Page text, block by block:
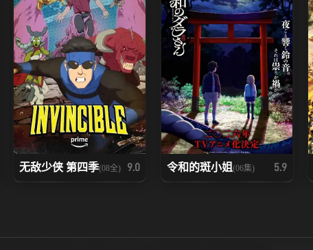
无敌少侠 第四季(08全) 9.0 令和的斑小姐(06集) 5.9